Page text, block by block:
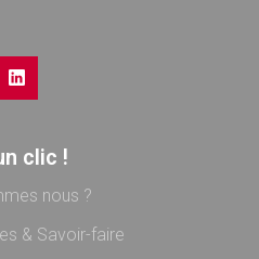
clic !
nous ?
& Savoir-faire